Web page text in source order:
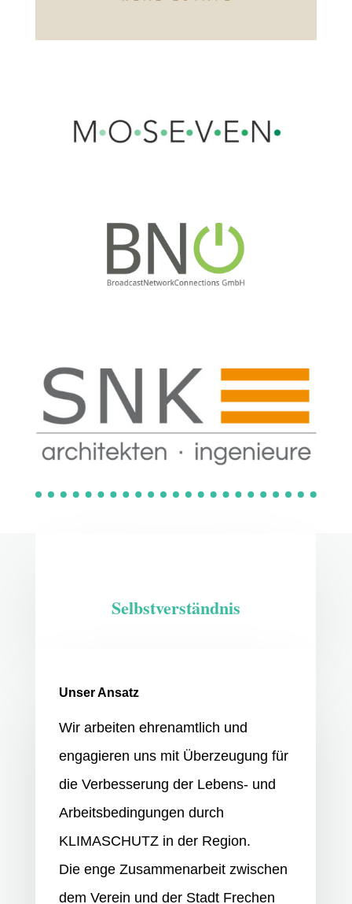
Selbstverständnis
Unser Ansatz
Wir arbeiten ehrenamtlich und
engagieren uns mit Überzeugung für
die Verbesserung der Lebens- und
Arbeitsbedingungen durch
KLIMASCHUTZ in der Region.
Die enge Zusammenarbeit zwischen
dem Verein und der Stadt Frechen